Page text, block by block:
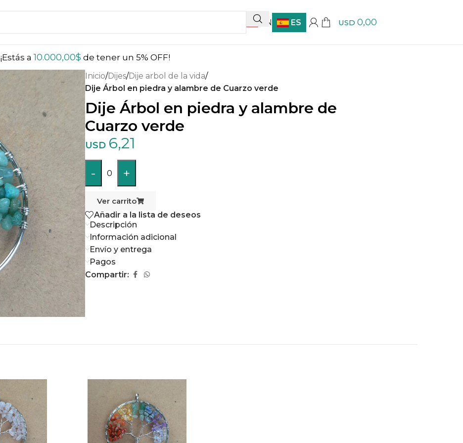
EN ES USD 0,00
¡Estás a10.000,00$ de tener un 5% OFF!
Inicio/Dijes/Dije arbol de la vida/
Dije Árbol en piedra y alambre de Cuarzo verde
Dije Árbol en piedra y alambre de
Cuarzo verde
USD 6,21
- 0 +
Ver carrito
Añadir a la lista de deseos
Descripción
Información adicional
Envío y entrega
Pagos
Compartir: